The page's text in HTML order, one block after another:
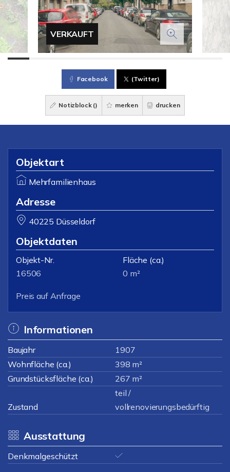
VERKAUFT
Facebook (Twitter)
Notizblock () merken drucken
Objektart
Mehrfamilienhaus
Adresse
40225 Düsseldorf
Objektdaten
Objekt-Nr.
16506
Fläche (ca.)
0 m²
Preis auf Anfrage
Informationen
Baujahr
1907
Wohnfläche (ca.)
398 m²
Grundstücksfläche (ca.)
267 m²
Zustand
teil /
vollrenovierungsbedürftig
Ausstattung
Denkmalgeschützt